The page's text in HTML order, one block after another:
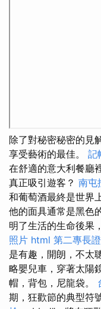
除了對秘密秘密的見
享受藝術的最佳。 記
在舒適的意大利餐廳
真正吸引遊客？ 南屯
和葡萄酒最終是世界
他的面具通常是黑色
明了生活的生命後果
照片 html 第二專長
是有趣，開朗，不太
略嬰兒車，穿著太陽
帽，背包，尼龍袋。
期，狂歡節的典型符